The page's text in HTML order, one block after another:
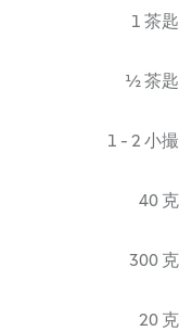
1 茶匙
½ 茶匙
1 - 2 小撮
40 克
300 克
20 克